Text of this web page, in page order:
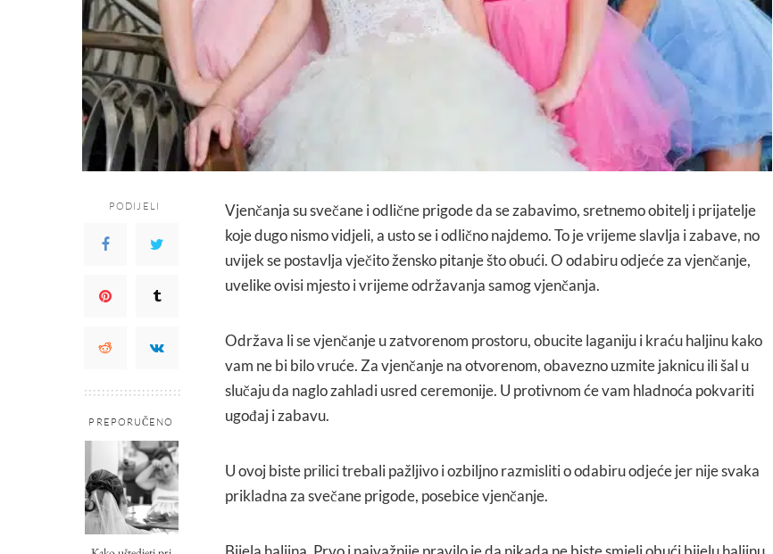
PODIJELI
PREPORUČENO
Vjenčanja su svečane i odlične prigode da se zabavimo, sretnemo obitelj i prijatelje
koje dugo nismo vidjeli, a usto se i odlično najdemo. To je vrijeme slavlja i zabave, no
uvijek se postavlja vječito žensko pitanje što obući. O odabiru odjeće za vjenčanje,
uvelike ovisi mjesto i vrijeme održavanja samog vjenčanja.
Održava li se vjenčanje u zatvorenom prostoru, obucite laganiju i kraću haljinu kako
vam ne bi bilo vruće. Za vjenčanje na otvorenom, obavezno uzmite jaknicu ili šal u
slučaju da naglo zahladi usred ceremonije. U protivnom će vam hladnoća pokvariti
ugođaj i zabavu.
U ovoj biste prilici trebali pažljivo i ozbiljno razmisliti o odabiru odjeće jer nije svaka
prikladna za svečane prigode, posebice vjenčanje.